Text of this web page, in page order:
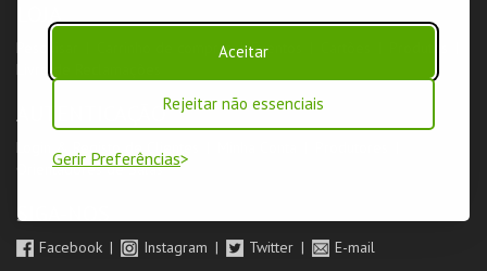
Aceitar
Rejeitar não essenciais
Gerir Preferências
Pesquisar Carrinho de compras Eventos
Livro de Reclamações
AUTENTICAÇÃO
Login & Registo de Clientes
Orientadores de Salas
SIGA-NOS
Facebook Instagram Twitter E-mail